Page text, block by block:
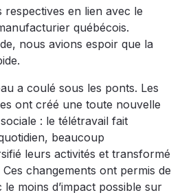
en lien avec le
québécois.
nous avions espoir que la
a coulé sous les ponts. Les
ont créé une toute nouvelle
: le télétravail fait
beaucoup
leurs activités et transformé
Ces changements ont permis de
moins d’impact possible sur